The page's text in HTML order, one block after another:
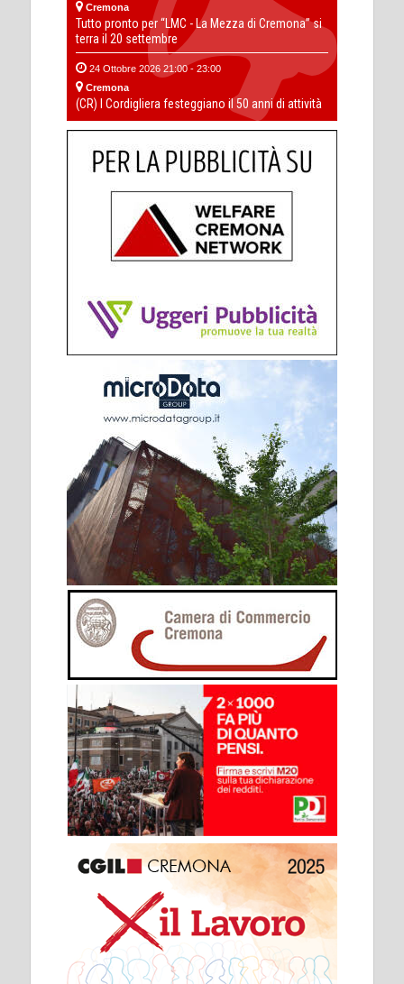
Cremona
Tutto pronto per “LMC - La Mezza di Cremona” si
terra il 20 settembre
24 Ottobre 2026 21:00 - 23:00
Cremona
(CR) I Cordigliera festeggiano il 50 anni di attività